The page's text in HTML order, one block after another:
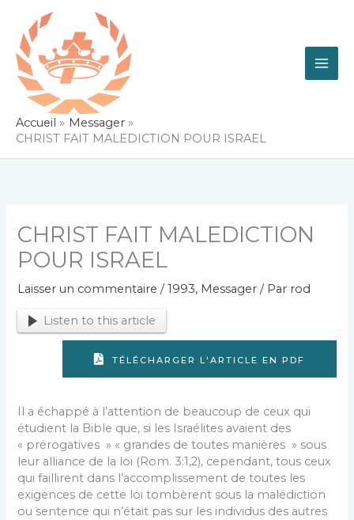
contenu
Accueil
Messager
CHRIST FAIT MALEDICTION POUR ISRAEL
CHRIST FAIT MALEDICTION
POUR ISRAEL
Laisser un commentaire /1993, Messager / Par rod
Listen to this article
TÉLÉCHARGER L'ARTICLE EN PDF
Il a échappé à l’attention de beaucoup de ceux qui
étudient la Bible que, si les Israélites avaient des
« prérogatives » « grandes de toutes manières » sous
leur alliance de la loi (Rom. 3:1,2), cependant, tous ceux
qui faillirent dans l’accomplissement de toutes les
exigences de cette loi tombèrent sous la malédiction
ou sentence qui n’était pas sur les individus des autres